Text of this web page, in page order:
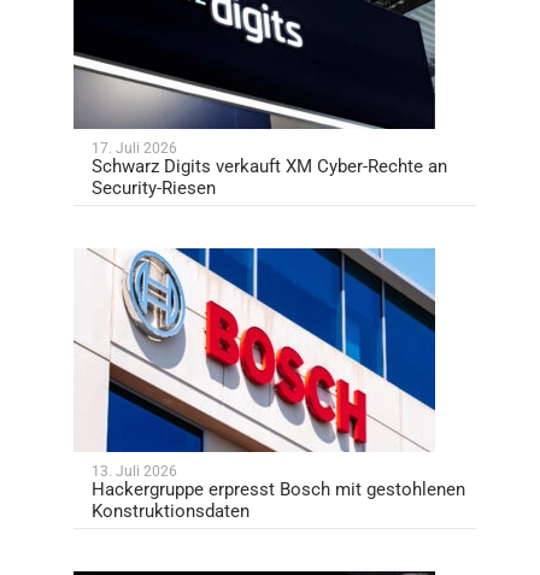
17. Juli 2026
Schwarz Digits verkauft XM Cyber-Rechte an
Security-Riesen
13. Juli 2026
Hackergruppe erpresst Bosch mit gestohlenen
Konstruktionsdaten